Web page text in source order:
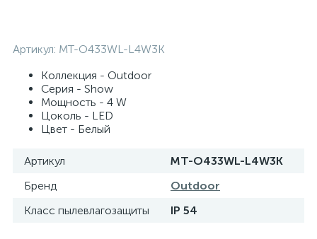
Артикул: MT-O433WL-L4W3K
Коллекция - Outdoor
Серия - Show
Мощность - 4 W
Цоколь - LED
Цвет - Белый
Артикул
MT-O433WL-L4W3K
Бренд
Outdoor
Класс пылевлагозащиты
IP 54